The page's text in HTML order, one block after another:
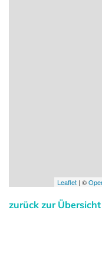
Leaflet | ©
zurück zur